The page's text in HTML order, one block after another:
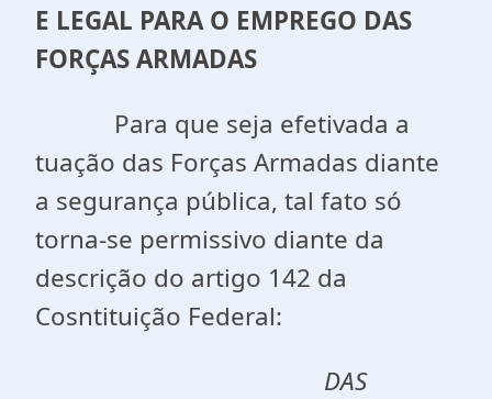
E LEGAL PARA O EMPREGO DAS
FORÇAS ARMADAS
Para que seja efetivada a
tuação das Forças Armadas diante
a segurança pública, tal fato só
torna-se permissivo diante da
descrição do artigo 142 da
Cosntituição Federal:
DAS